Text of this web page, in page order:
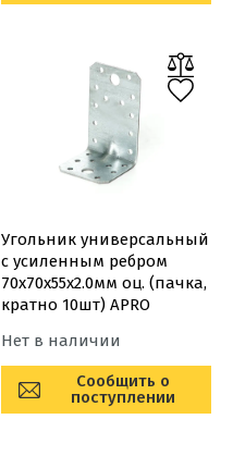
Угольник универсальный
с усиленным ребром
70х70х55х2.0мм оц. (пачка,
кратно 10шт) APRO
Нет в наличии
Сообщить о
поступлении